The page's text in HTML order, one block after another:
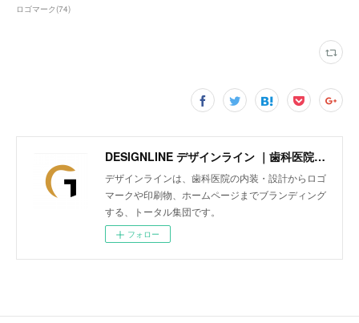
ロゴマーク(74)
DESIGNLINE デザインライン ｜歯科医院の内装・設計からロゴマークや印刷物、ホームページまでトータルにブランディング
デザインラインは、歯科医院の内装・設計からロゴ
マークや印刷物、ホームページまでブランディング
する、トータル集団です。
フォロー